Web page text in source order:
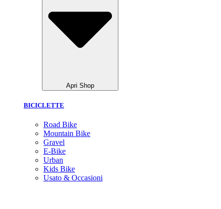
Apri Shop
BICICLETTE
Road Bike
Mountain Bike
Gravel
E-Bike
Urban
Kids Bike
Usato & Occasioni